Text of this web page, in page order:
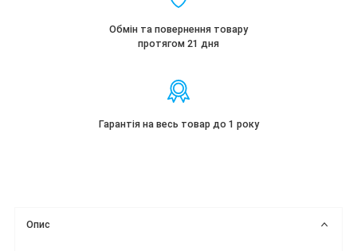
Обмін та повернення товару
протягом 21 дня
Гарантія на весь товар до 1 року
Опис